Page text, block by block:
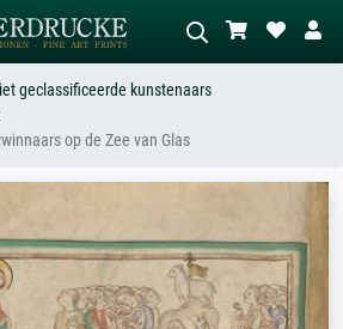
AI-beeldzoeker
een boom.
geclassificeerde kunstenaars
op de Zee van Glas